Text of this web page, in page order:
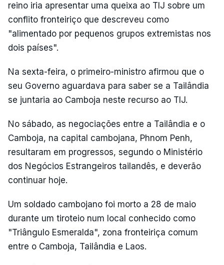
reino iria apresentar uma queixa ao TIJ sobre um
conflito fronteiriço que descreveu como
"alimentado por pequenos grupos extremistas nos
dois países".
Na sexta-feira, o primeiro-ministro afirmou que o
seu Governo aguardava para saber se a Tailândia
se juntaria ao Camboja neste recurso ao TIJ.
No sábado, as negociações entre a Tailândia e o
Camboja, na capital cambojana, Phnom Penh,
resultaram em progressos, segundo o Ministério
dos Negócios Estrangeiros tailandês, e deverão
continuar hoje.
Um soldado cambojano foi morto a 28 de maio
durante um tiroteio num local conhecido como
"Triângulo Esmeralda", zona fronteiriça comum
entre o Camboja, Tailândia e Laos.